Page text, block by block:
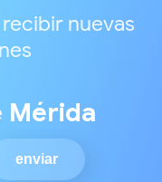
nuevas
Mérida